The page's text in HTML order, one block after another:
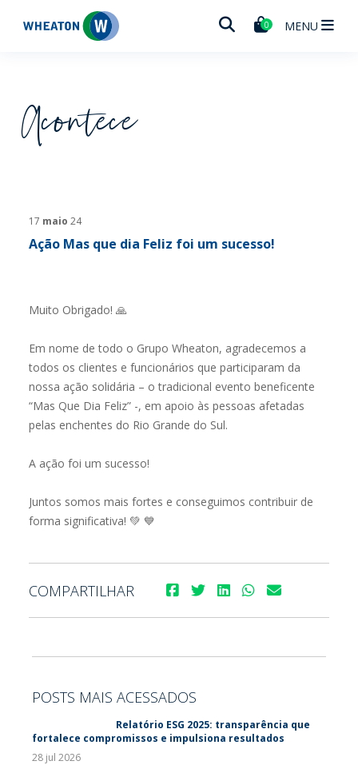
Wheaton 0 MENU
Acontece
17 maio 24
Ação Mas que dia Feliz foi um sucesso!
Muito Obrigado! 🙏
Em nome de todo o Grupo Wheaton, agradecemos a
todos os clientes e funcionários que participaram da
nossa ação solidária – o tradicional evento beneficente
“Mas Que Dia Feliz” -, em apoio às pessoas afetadas
pelas enchentes do Rio Grande do Sul.
A ação foi um sucesso!
Juntos somos mais fortes e conseguimos contribuir de
forma significativa! 💚 💙
COMPARTILHAR
POSTS MAIS ACESSADOS
Relatório ESG 2025: transparência que
fortalece compromissos e impulsiona resultados
28 jul 2026